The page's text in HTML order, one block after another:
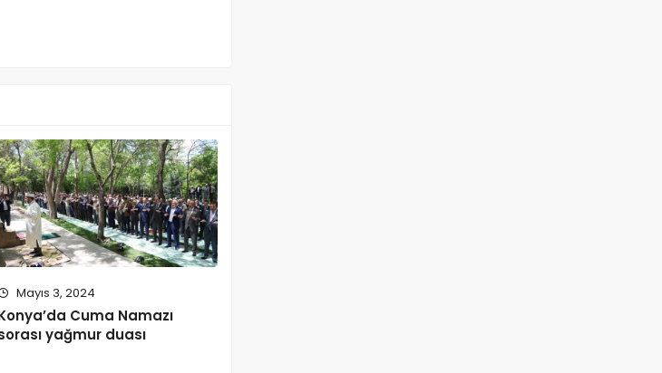
Mayıs 3, 2024
Cuma Namazı
yağmur duası